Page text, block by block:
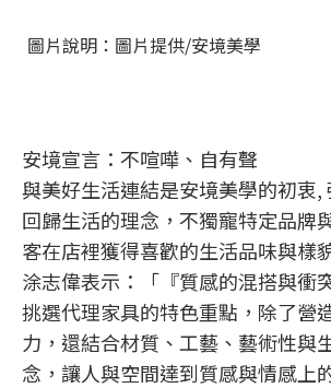
圖片說明：圖片提供/安境美學
安境宣言：不喧嘩、自有聲
與美好生活連結是安境美學的初衷,
回歸生活的理念，不獨寵特定品牌
客在店裡獲得喜歡的生活品味與樣
涂志偉表示：「『質感的混搭與衝
挑選代理家具的特色重點，除了營
力，還結合材質、工藝、藝術性與
念，讓人與空間達到質感與情感上